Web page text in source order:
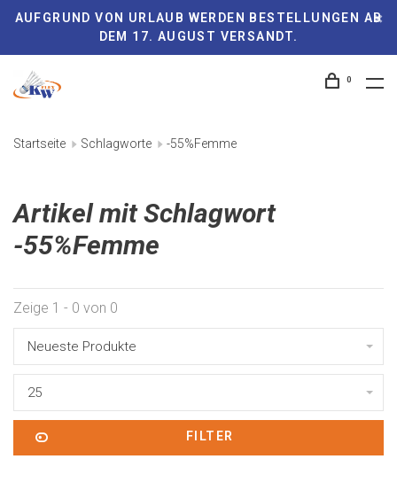
AUFGRUND VON URLAUB WERDEN BESTELLUNGEN AB
DEM 17. AUGUST VERSANDT.
0
Startseite Schlagworte -55%Femme
Artikel mit Schlagwort
-55%Femme
Zeige 1 - 0 von 0
Neueste Produkte
25
FILTER